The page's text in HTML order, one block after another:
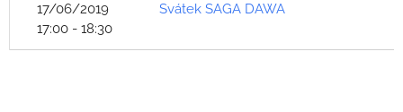
17/06/2019
17:00 - 18:30
Svátek SAGA DAWA